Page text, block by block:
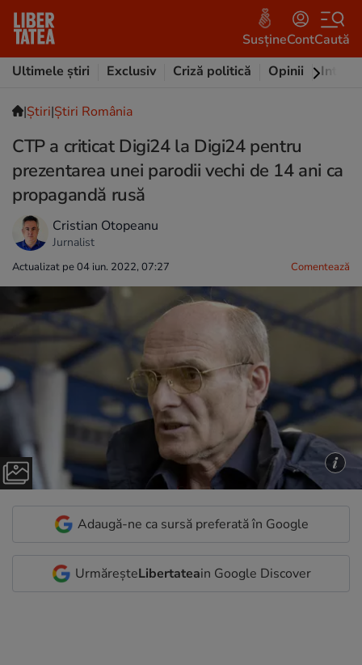
SusțineContCaută
Ultimele știri
Exclusiv Criză politică Opinii
|Ştiri|Știri România
CTP a criticat Digi24 la Digi24 pentru
prezentarea unei parodii vechi de 14 ani ca
propagandă rusă
Cristian Otopeanu
Jurnalist
Actualizat pe 04 iun. 2022, 07:27 Comentează
Adaugă-ne ca sursă preferată în Google
UrmăreșteLibertateain Google Discover